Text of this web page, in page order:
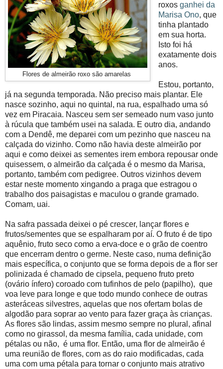
Flores de almeirão roxo são amarelas
roxosganhei da
Marisa Ono, que
tinha plantado
em sua horta.
Isto foi há
exatamente dois
anos.
Estou, portanto,
já na segunda temporada. Não preciso mais plantar. Ele
nasce sozinho, aqui no quintal, na rua, espalhado uma só
vez em Piracaia. Nasceu sem ser semeado num vaso junto
à rúcula que também usei na salada. E outro dia, andando
com a Dendê, me deparei com um pezinho que nasceu na
calçada do vizinho. Como não havia deste almeirão por
aqui e como deixei as sementes irem embora repousar onde
quisessem, o almeirão da calçada é o mesmo da Marisa,
portanto, também com pedigree. Outros vizinhos devem
estar neste momento xingando a praga que estragou o
trabalho dos paisagistas e maculou o grande gramado.
Comam, uai.
Na safra passada deixei o pé crescer, lançar flores e
frutos/sementes que se espalharam por aí. O fruto é de tipo
aquênio, fruto seco como a erva-doce e o grão de coentro
que encerram dentro o germe. Neste caso, numa definição
mais específica, o conjunto que se forma depois de a flor ser
polinizada é chamado de cipsela, pequeno fruto preto
(ovário ínfero) coroado com tufinhos de pelo (papilho), que
voa leve para longe e que todo mundo conhece de outras
asteráceas silvestres, aquelas que nos ofertam bolas de
algodão para soprar ao vento para fazer graça às crianças.
As flores são lindas, assim mesmo sempre no plural, afinal
como no girassol, da mesma família, cada unidade, com
pétalas ou não, é uma flor. Então, uma flor de almeirão é
uma reunião de flores, com as do raio modificadas, cada
uma com uma pétala para tornar o conjunto mais atrativo